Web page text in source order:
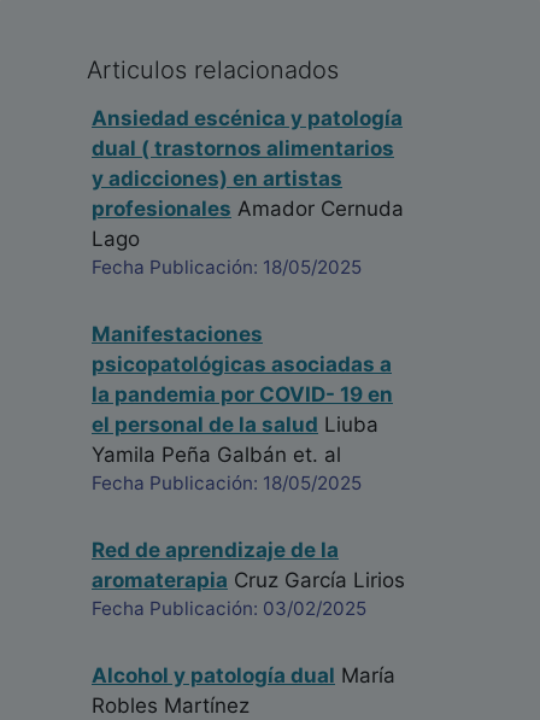
Articulos relacionados
Ansiedad escénica y patología
dual ( trastornos alimentarios
y adicciones) en artistas
profesionales Amador Cernuda
Lago
Fecha Publicación: 18/05/2025
Manifestaciones
psicopatológicas asociadas a
la pandemia por COVID- 19 en
el personal de la salud Liuba
Yamila Peña Galbán et. al
Fecha Publicación: 18/05/2025
Red de aprendizaje de la
aromaterapia Cruz García Lirios
Fecha Publicación: 03/02/2025
Alcohol y patología dual María
Robles Martínez